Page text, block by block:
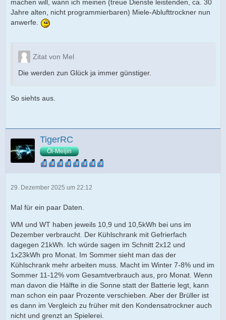
machen will, wann ich meinen (treue Dienste leistenden, ca. 30
Jahre alten, nicht programmierbaren) Miele-Ablufttrockner nun
anwerfe.
Zitat von Mel
Die werden zun Glück ja immer günstiger.
So siehts aus.
TigerRC
Öl-Meijin
29. Dezember 2025 um 22:12
Mal für ein paar Daten.
WM und WT haben jeweils 10,9 und 10,5kWh bei uns im
Dezember verbraucht. Der Kühlschrank mit Gefrierfach
dagegen 21kWh. Ich würde sagen im Schnitt 2x12 und
1x23kWh pro Monat. Im Sommer sieht man das der
Kühlschrank mehr arbeiten muss. Macht im Winter 7-8% und im
Sommer 11-12% vom Gesamtverbrauch aus, pro Monat. Wenn
man davon die Hälfte in die Sonne statt der Batterie legt, kann
man schon ein paar Prozente verschieben. Aber der Brüller ist
es dann im Vergleich zu früher mit den Kondensatrockner auch
nicht und grenzt an Spielerei.